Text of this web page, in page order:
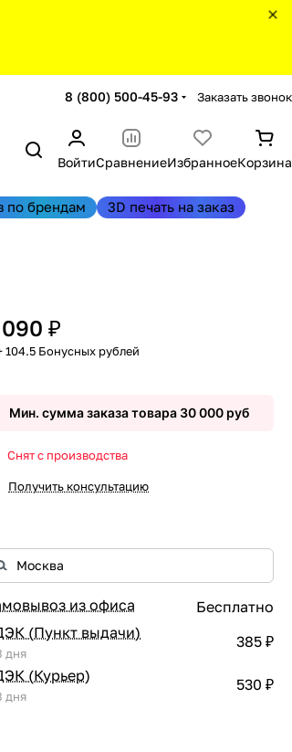
8 (800) 500-45-93 Заказать звонок
ВойтиСравнениеИзбранноеКорзина
по брендам 3D печать на заказ
₽
104.5 Бонусных рублей
Мин. сумма заказа товара 30 000 руб
Снят с производства
Получить консультацию
из офиса
Бесплатно
(Пункт выдачи)
дня
385 ₽
(Курьер)
дня
530 ₽